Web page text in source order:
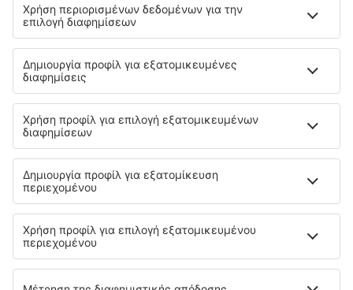
Μάθετε περισσότερα
Εγγύηση χαμηλότερης τιμής
Εφαρμογή για κινητά
Ραντάρ
Αερομεταφορείς
Εθνικές αεροπορικές εταιρείες
Κριτικές αεροπορικών εταιρειών
Αεροδρόμια
Κριτικές αεροδρομίων